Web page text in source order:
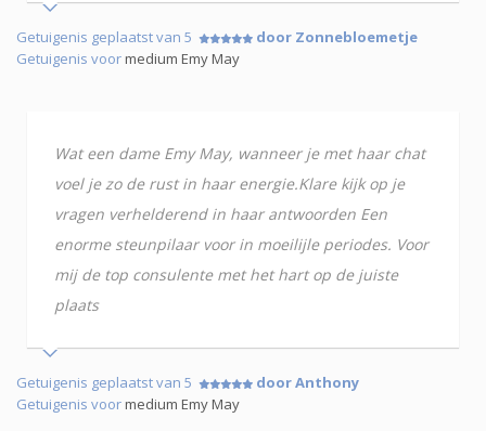
Getuigenis geplaatst van 5
door Zonnebloemetje
Getuigenis voormedium Emy May
Wat een dame Emy May, wanneer je met haar chat
voel je zo de rust in haar energie.Klare kijk op je
vragen verhelderend in haar antwoorden Een
enorme steunpilaar voor in moeilijle periodes. Voor
mij de top consulente met het hart op de juiste
plaats
Getuigenis geplaatst van 5
door Anthony
Getuigenis voormedium Emy May